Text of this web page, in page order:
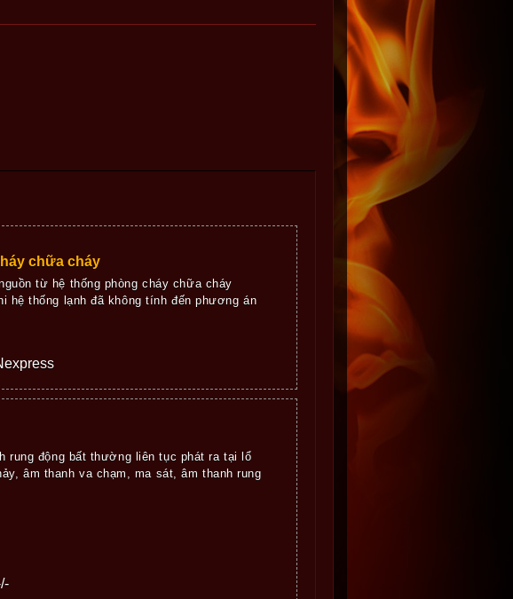
chữa cháy
từ hệ thống phòng cháy chữa cháy
hệ thống lạnh đã không tính đến phương án
động bất thường liên tục phát ra tại lổ
âm thanh va chạm, ma sát, âm thanh rung